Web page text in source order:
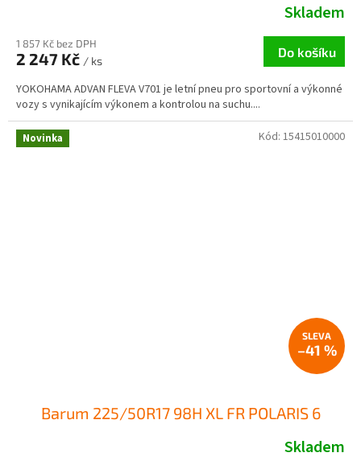
Skladem
1 857 Kč bez DPH
2 247 Kč / ks
Do košíku
YOKOHAMA ADVAN FLEVA V701 je letní pneu pro sportovní a výkonné
vozy s vynikajícím výkonem a kontrolou na suchu....
Novinka
–41 %
Barum 225/50R17 98H XL FR POLARIS 6
Skladem
Kód: 15415010000